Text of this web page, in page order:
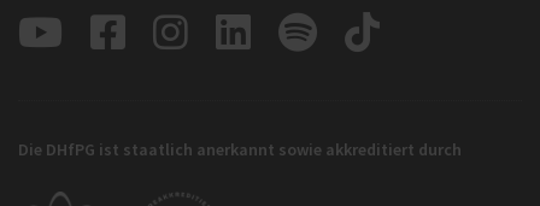
Die DHfPG ist staatlich anerkannt sowie akkreditiert durch